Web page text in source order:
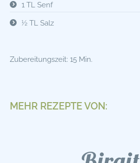
1 TL Senf
½ TL Salz
Zubereitungszeit: 15 Min.
MEHR REZEPTE VON: